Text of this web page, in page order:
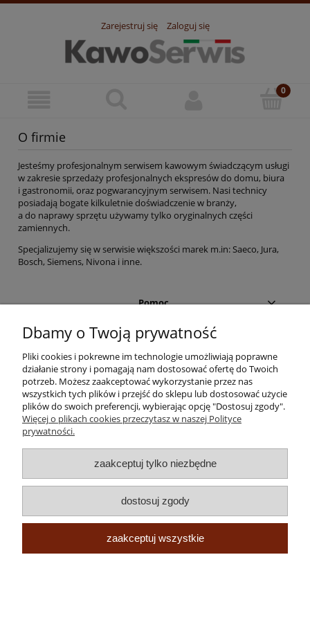
Zarejestruj się Zaloguj się
O firmie
Jesteśmy profesjonalnym serwisem kawowym świadczącym usługi
w zakresie sprzedaży profesjonalnych ekspresów do domu, biura
i gastronomii, oraz pogwarancyjnym serwisem. Nasi technicy
posiadają bogate kilkuletnie doświadczenie w branży,
a do naprawy sprzętu używamy tylko oryginalnych części
zamiennych.
Specjalizujemy się w serwisie większości marek m.in: Saeco, Jura,
Bosch, Siemens, Nivona i inne.
Pomoc
Moje konto
Płatności i dostawa
Informacje
pokaż pełną wersję strony
Sklep internetowy Shoper.pl
Dbamy o Twoją prywatność
Pliki cookies i pokrewne im technologie umożliwiają poprawne
działanie strony i pomagają nam dostosować ofertę do Twoich
potrzeb. Możesz zaakceptować wykorzystanie przez nas
wszystkich tych plików i przejść do sklepu lub dostosować użycie
plików do swoich preferencji, wybierając opcję "Dostosuj zgody".
Więcej o plikach cookies przeczytasz w naszej Polityce
prywatności.
zaakceptuj tylko niezbędne
dostosuj zgody
zaakceptuj wszystkie